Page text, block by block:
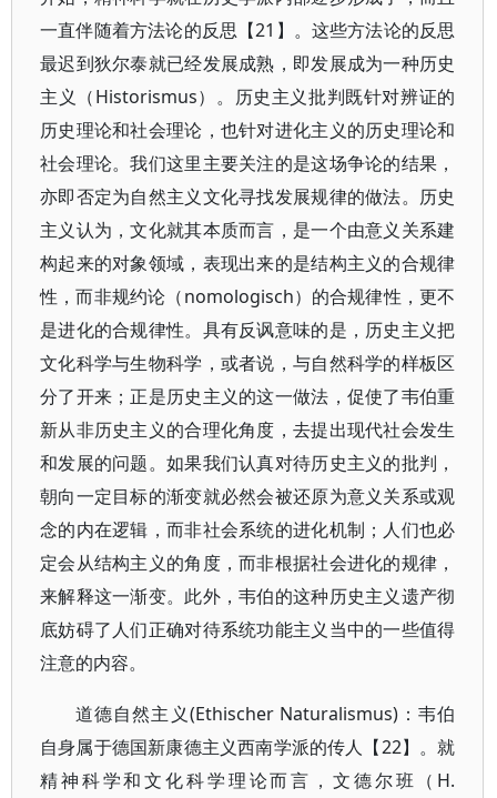
一直伴随着方法论的反思【21】。这些方法论的反思
最迟到狄尔泰就已经发展成熟，即发展成为一种历史
主义（Historismus）。历史主义批判既针对辨证的
历史理论和社会理论，也针对进化主义的历史理论和
社会理论。我们这里主要关注的是这场争论的结果，
亦即否定为自然主义文化寻找发展规律的做法。历史
主义认为，文化就其本质而言，是一个由意义关系建
构起来的对象领域，表现出来的是结构主义的合规律
性，而非规约论（nomologisch）的合规律性，更不
是进化的合规律性。具有反讽意味的是，历史主义把
文化科学与生物科学，或者说，与自然科学的样板区
分了开来；正是历史主义的这一做法，促使了韦伯重
新从非历史主义的合理化角度，去提出现代社会发生
和发展的问题。如果我们认真对待历史主义的批判，
朝向一定目标的渐变就必然会被还原为意义关系或观
念的内在逻辑，而非社会系统的进化机制；人们也必
定会从结构主义的角度，而非根据社会进化的规律，
来解释这一渐变。此外，韦伯的这种历史主义遗产彻
底妨碍了人们正确对待系统功能主义当中的一些值得
注意的内容。
道德自然主义(Ethischer Naturalismus)：韦伯
自身属于德国新康德主义西南学派的传人【22】。就
精神科学和文化科学理论而言，文德尔班（H.